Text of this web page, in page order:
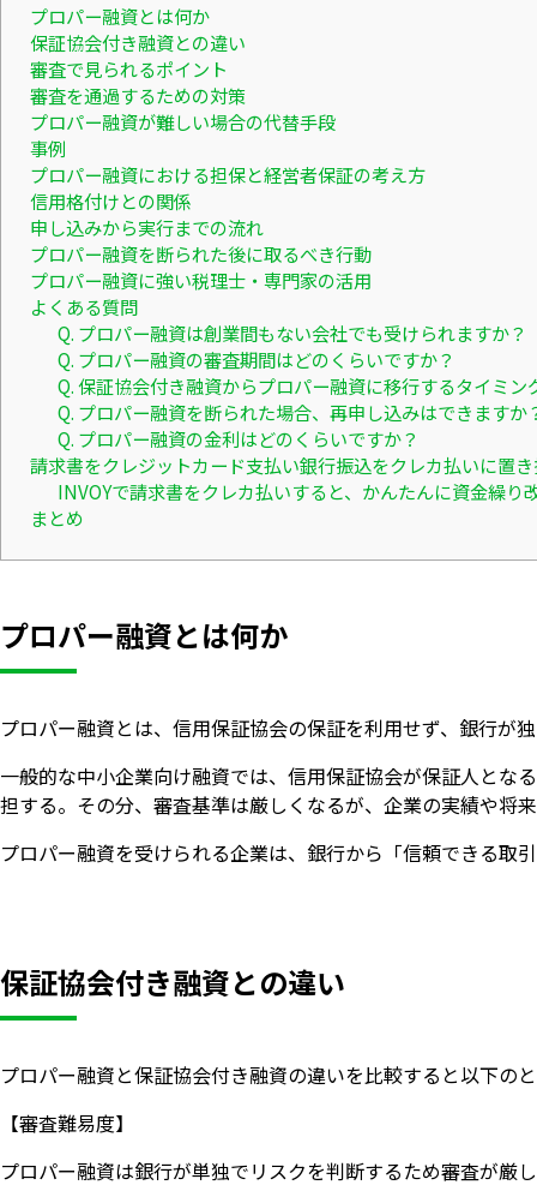
プロパー融資とは何か
保証協会付き融資との違い
審査で見られるポイント
審査を通過するための対策
プロパー融資が難しい場合の代替手段
事例
プロパー融資における担保と経営者保証の考え方
信用格付けとの関係
申し込みから実行までの流れ
プロパー融資を断られた後に取るべき行動
プロパー融資に強い税理士・専門家の活用
よくある質問
Q. プロパー融資は創業間もない会社でも受けられますか？
Q. プロパー融資の審査期間はどのくらいですか？
Q. 保証協会付き融資からプロパー融資に移行するタイミン
Q. プロパー融資を断られた場合、再申し込みはできますか
Q. プロパー融資の金利はどのくらいですか？
請求書をクレジットカード支払い銀行振込をクレカ払いに置
INVOYで請求書をクレカ払いすると、かんたんに資金繰り
まとめ
プロパー融資とは何か
プロパー融資とは、信用保証協会の保証を利用せず、銀行
一般的な中小企業向け融資では、信用保証協会が保証人とな
担する。その分、審査基準は厳しくなるが、企業の実績や将
プロパー融資を受けられる企業は、銀行から「信頼できる取
保証協会付き融資との違い
プロパー融資と保証協会付き融資の違いを比較すると以下の
【審査難易度】
プロパー融資は銀行が単独でリスクを判断するため審査が厳